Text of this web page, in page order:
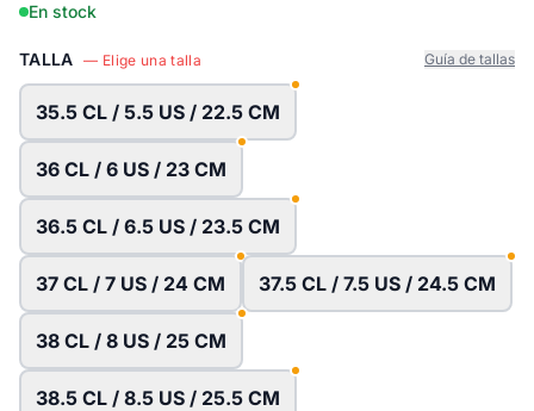
En stock
TALLA — Elige una talla Guía de tallas
35.5 CL / 5.5 US / 22.5 CM
36 CL / 6 US / 23 CM
36.5 CL / 6.5 US / 23.5 CM
37 CL / 7 US / 24 CM 37.5 CL / 7.5 US / 24.5 CM
38 CL / 8 US / 25 CM
38.5 CL / 8.5 US / 25.5 CM